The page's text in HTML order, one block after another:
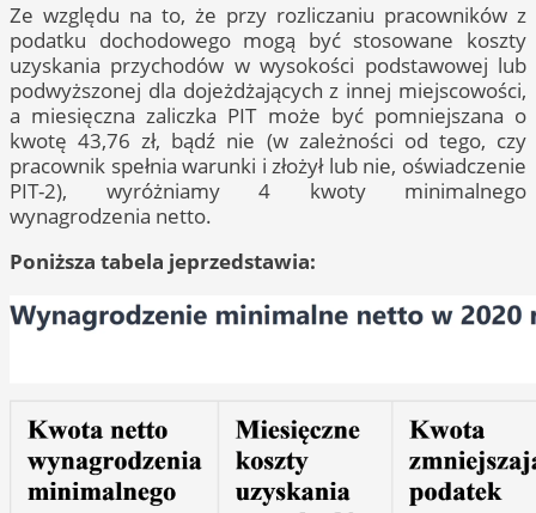
Ze względu na to, że przy rozliczaniu pracowników z
podatku dochodowego mogą być stosowane koszty
uzyskania przychodów w wysokości podstawowej lub
podwyższonej dla dojeżdżających z innej miejscowości,
a miesięczna zaliczka PIT może być pomniejszana o
kwotę 43,76 zł, bądź nie (w zależności od tego, czy
pracownik spełnia warunki i złożył lub nie, oświadczenie
PIT-2), wyróżniamy 4 kwoty minimalnego
wynagrodzenia netto.
Poniższa tabela jeprzedstawia: